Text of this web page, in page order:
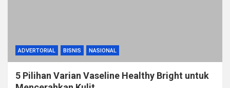
ADVERTORIAL BISNIS NASIONAL
5 Pilihan Varian Vaseline Healthy Bright untuk